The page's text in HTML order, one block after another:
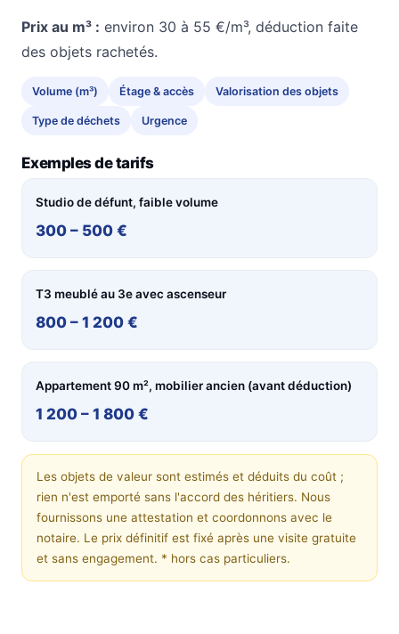
Prix au m³ : environ 30 à 55 €/m³, déduction faite
des objets rachetés.
Volume (m³) Étage & accès Valorisation des objets
Type de déchets Urgence
Exemples de tarifs
Studio de défunt, faible volume
300 – 500 €
T3 meublé au 3e avec ascenseur
800 – 1 200 €
Appartement 90 m², mobilier ancien (avant déduction)
1 200 – 1 800 €
Les objets de valeur sont estimés et déduits du coût ;
rien n'est emporté sans l'accord des héritiers. Nous
fournissons une attestation et coordonnons avec le
notaire. Le prix définitif est fixé après une visite gratuite
et sans engagement. * hors cas particuliers.